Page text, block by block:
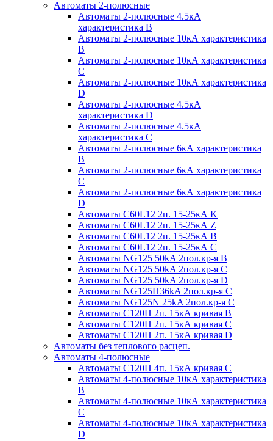
Автоматы 2-полюсные
Автоматы 2-полюсные 4.5кА
характеристика В
Автоматы 2-полюсные 10кА характеристика
B
Автоматы 2-полюсные 10кА характеристика
C
Автоматы 2-полюсные 10кА характеристика
D
Автоматы 2-полюсные 4.5кА
характеристика D
Автоматы 2-полюсные 4.5кА
характеристика С
Автоматы 2-полюсные 6кА характеристика
B
Автоматы 2-полюсные 6кА характеристика
C
Автоматы 2-полюсные 6кА характеристика
D
Автоматы C60L12 2п. 15-25кА K
Автоматы C60L12 2п. 15-25кА Z
Автоматы C60L12 2п. 15-25кА B
Автоматы C60L12 2п. 15-25кА C
Автоматы NG125 50kA 2пол.кр-я B
Автоматы NG125 50kA 2пол.кр-я C
Автоматы NG125 50kA 2пол.кр-я D
Автоматы NG125H36kA 2пол.кр-я C
Автоматы NG125N 25kA 2пол.кр-я C
Автоматы С120H 2п. 15кА кривая B
Автоматы С120H 2п. 15кА кривая C
Автоматы С120H 2п. 15кА кривая D
Автоматы без теплового расцеп.
Автоматы 4-полюсные
Автоматы С120H 4п. 15кА кривая C
Автоматы 4-полюсные 10кА характеристика
B
Автоматы 4-полюсные 10кА характеристика
C
Автоматы 4-полюсные 10кА характеристика
D